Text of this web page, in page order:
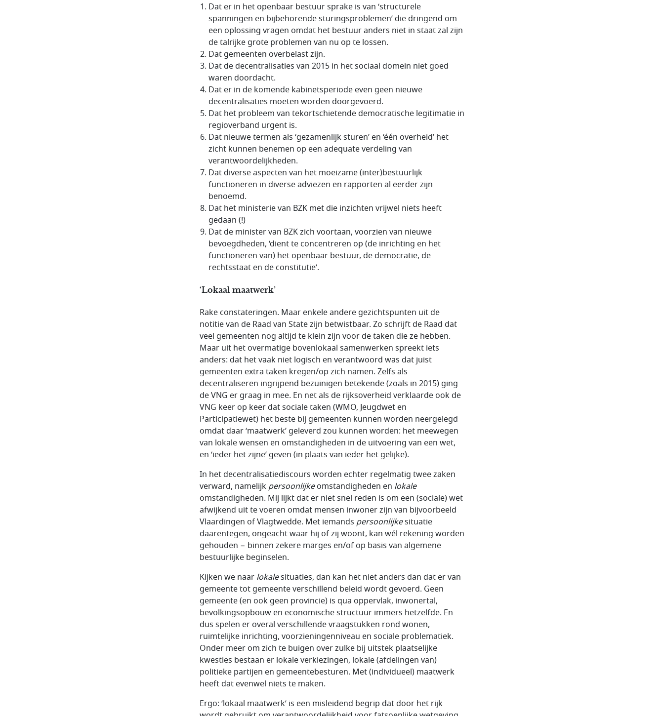
Dat er in het openbaar bestuur sprake is van ‘structurele
spanningen en bijbehorende sturingsproblemen’ die dringend om
een oplossing vragen omdat het bestuur anders niet in staat zal zijn
de talrijke grote problemen van nu op te lossen.
Dat gemeenten overbelast zijn.
Dat de decentralisaties van 2015 in het sociaal domein niet goed
waren doordacht.
Dat er in de komende kabinetsperiode even geen nieuwe
decentralisaties moeten worden doorgevoerd.
Dat het probleem van tekortschietende democratische legitimatie in
regioverband urgent is.
Dat nieuwe termen als ‘gezamenlijk sturen’ en ‘één overheid’ het
zicht kunnen benemen op een adequate verdeling van
verantwoordelijkheden.
Dat diverse aspecten van het moeizame (inter)bestuurlijk
functioneren in diverse adviezen en rapporten al eerder zijn
benoemd.
Dat het ministerie van BZK met die inzichten vrijwel niets heeft
gedaan (!)
Dat de minister van BZK zich voortaan, voorzien van nieuwe
bevoegdheden, ‘dient te concentreren op (de inrichting en het
functioneren van) het openbaar bestuur, de democratie, de
rechtsstaat en de constitutie’.
‘Lokaal maatwerk’
Rake constateringen. Maar enkele andere gezichtspunten uit de
notitie van de Raad van State zijn betwistbaar. Zo schrijft de Raad dat
veel gemeenten nog altijd te klein zijn voor de taken die ze hebben.
Maar uit het overmatige bovenlokaal samenwerken spreekt iets
anders: dat het vaak niet logisch en verantwoord was dat juist
gemeenten extra taken kregen/op zich namen. Zelfs als
decentraliseren ingrijpend bezuinigen betekende (zoals in 2015) ging
de VNG er graag in mee. En net als de rijksoverheid verklaarde ook de
VNG keer op keer dat sociale taken (WMO, Jeugdwet en
Participatiewet) het beste bij gemeenten kunnen worden neergelegd
omdat daar ‘maatwerk’ geleverd zou kunnen worden: het meewegen
van lokale wensen en omstandigheden in de uitvoering van een wet,
en ‘ieder het zijne’ geven (in plaats van ieder het gelijke).
In het decentralisatiediscours worden echter regelmatig twee zaken
verward, namelijk persoonlijkeomstandigheden en lokale
omstandigheden. Mij lijkt dat er niet snel reden is om een (sociale) wet
afwijkend uit te voeren omdat mensen inwoner zijn van bijvoorbeeld
Vlaardingen of Vlagtwedde. Met iemands persoonlijkesituatie
daarentegen, ongeacht waar hij of zij woont, kan wél rekening worden
gehouden − binnen zekere marges en/of op basis van algemene
bestuurlijke beginselen.
Kijken we naar lokalesituaties, dan kan het niet anders dan dat er van
gemeente tot gemeente verschillend beleid wordt gevoerd. Geen
gemeente (en ook geen provincie) is qua oppervlak, inwonertal,
bevolkingsopbouw en economische structuur immers hetzelfde. En
dus spelen er overal verschillende vraagstukken rond wonen,
ruimtelijke inrichting, voorzieningenniveau en sociale problematiek.
Onder meer om zich te buigen over zulke bij uitstek plaatselijke
kwesties bestaan er lokale verkiezingen, lokale (afdelingen van)
politieke partijen en gemeentebesturen. Met (individueel) maatwerk
heeft dat evenwel niets te maken.
Ergo: ‘lokaal maatwerk’ is een misleidend begrip dat door het rijk